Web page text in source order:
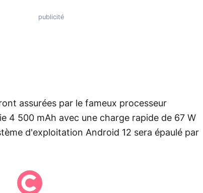
assurées par le fameux processeur
4 500 mAh avec une charge rapide de 67 W
d'exploitation Android 12 sera épaulé par